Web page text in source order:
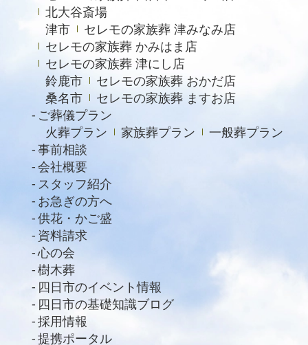
北大谷斎場
津市
セレモの家族葬 津みなみ店
セレモの家族葬 かみはま店
セレモの家族葬 津にし店
鈴鹿市
セレモの家族葬 おかだ店
桑名市
セレモの家族葬 ますお店
ご葬儀プラン
火葬プラン
家族葬プラン
一般葬プラン
事前相談
会社概要
スタッフ紹介
お急ぎの方へ
供花・かご盛
資料請求
心の会
樹木葬
四日市のイベント情報
四日市の基礎知識ブログ
採用情報
提携ポータル